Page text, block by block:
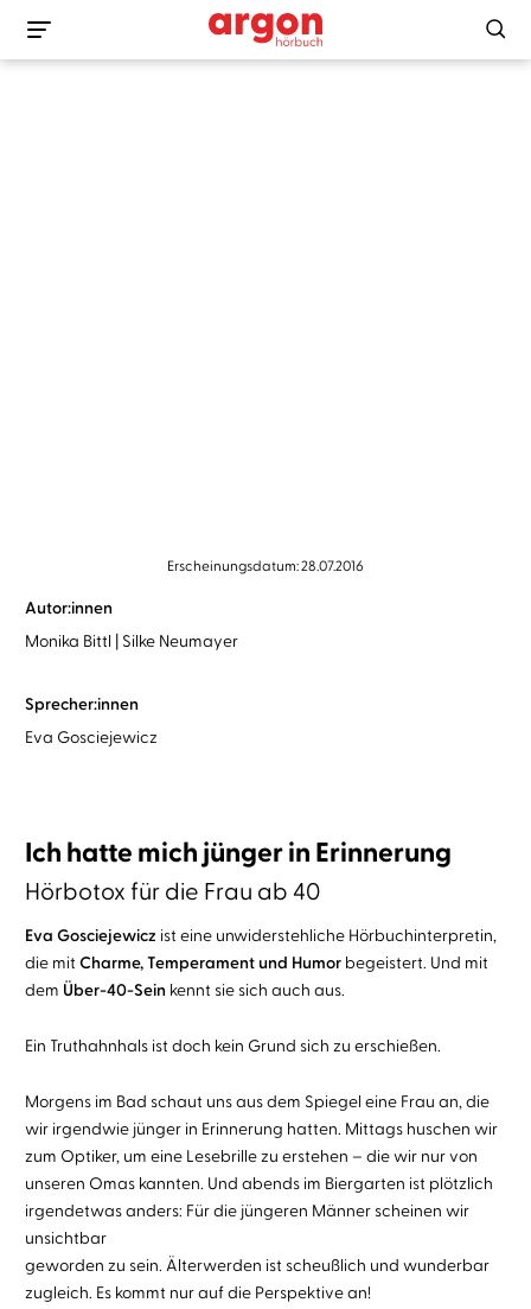
Erscheinungsdatum: 28.07.2016
Autor:innen
Monika Bittl Silke Neumayer
Sprecher:innen
Eva Gosciejewicz
Ich hatte mich jünger in Erinnerung
Hörbotox für die Frau ab 40
Eva Gosciejewicz ist eine unwiderstehliche Hörbuchinterpretin,
die mit Charme, Temperament und Humorbegeistert. Und mit
dem Über-40-Sein kennt sie sich auch aus.
Ein Truthahnhals ist doch kein Grund sich zu erschießen.
Morgens im Bad schaut uns aus dem Spiegel eine Frau an, die
wir irgendwie jünger in Erinnerung hatten. Mittags huschen wir
zum Optiker, um eine Lesebrille zu erstehen – die wir nur von
unseren Omas kannten. Und abends im Biergarten ist plötzlich
irgendetwas anders: Für die jüngeren Männer scheinen wir
unsichtbar
geworden zu sein. Älterwerden ist scheußlich und wunderbar
zugleich. Es kommt nur auf die Perspektive an!